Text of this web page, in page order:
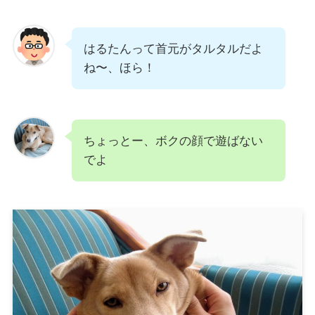
はるたんって首元がタルタルだよ
ね〜、ほら！
ちょっとー、ボクの顔で遊ばない
でよ